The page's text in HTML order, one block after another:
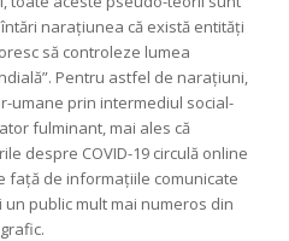
narațiunea că există entități
să controleze lumea
Pentru astfel de narațiuni,
umane prin intermediul social-
fulminant, mai ales că
despre COVID-19 circulă online
față de informațiile comunicate
public mult mai numeros din